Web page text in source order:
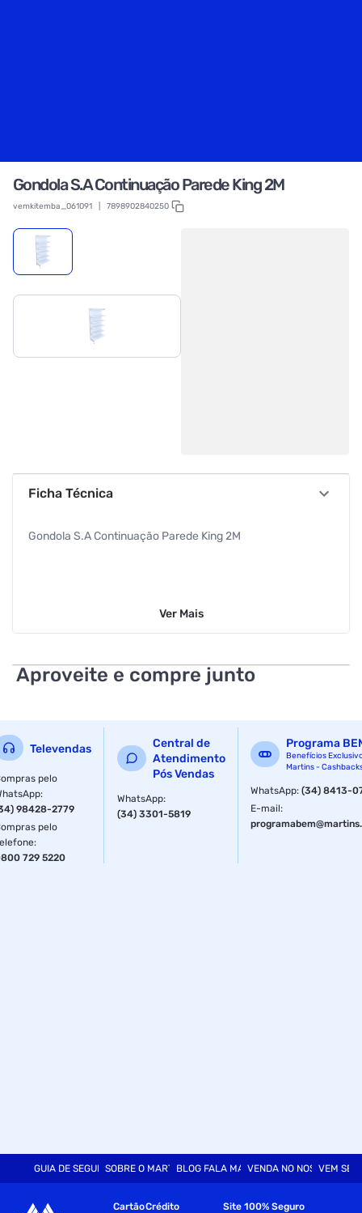
Gondola S.A Continuação Parede King 2M
vemkitemba_061091 7898902840250
Ficha Técnica
Gondola S.A Continuação Parede King 2M
Ver Mais
Aproveite e compre junto
Televendas
pelo
:
98428-2779
pelo
:
729 5220
Central de
Atendimento
Pós Vendas
WhatsApp:
(34) 3301-5819
Programa
Benefícios
Martins -
WhatsApp:(34) 8413-
E-mail:
GUIA DE SEGURANÇASOBRE O MARTINSBLOG FALA MARTVENDA NO NOSSO SITE
VEM SER
CartãoCrédito Site 100% Seguro